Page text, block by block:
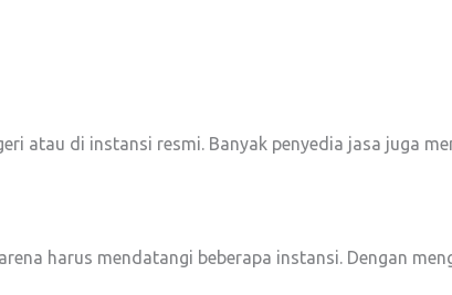
atau di instansi resmi. Banyak penyedia jasa juga
harus mendatangi beberapa instansi. Dengan